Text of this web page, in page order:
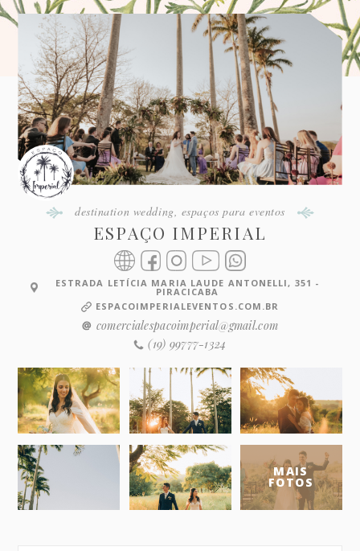
destination wedding espaços para eventos
ESPAÇO IMPERIAL
ESTRADA LETÍCIA MARIA LAUDE ANTONELLI, 351 -
PIRACICABA
ESPACOIMPERIALEVENTOS.COM.BR
comercialespacoimperial@gmail.com
(19) 99777-1324
MAIS
FOTOS